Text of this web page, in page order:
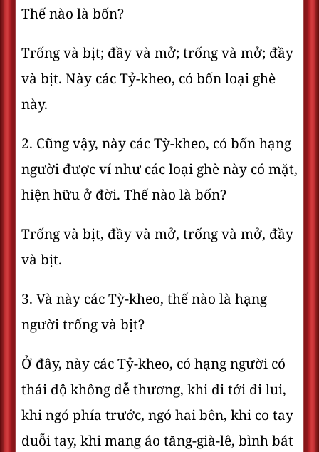
Thế nào là bốn?
Trống và bịt; đầy và mở; trống và mở; đầy
và bịt. Này các Tỷ-kheo, có bốn loại ghè
này.
2. Cũng vậy, này các Tỳ-kheo, có bốn hạng
người được ví như các loại ghè này có mặt,
hiện hữu ở đời. Thế nào là bốn?
Trống và bịt, đầy và mở, trống và mở, đầy
và bịt.
3. Và này các Tỳ-kheo, thế nào là hạng
người trống và bịt?
Ở đây, này các Tỷ-kheo, có hạng người có
thái độ không dễ thương, khi đi tới đi lui,
khi ngó phía trước, ngó hai bên, khi co tay
duỗi tay, khi mang áo tăng-già-lê, bình bát